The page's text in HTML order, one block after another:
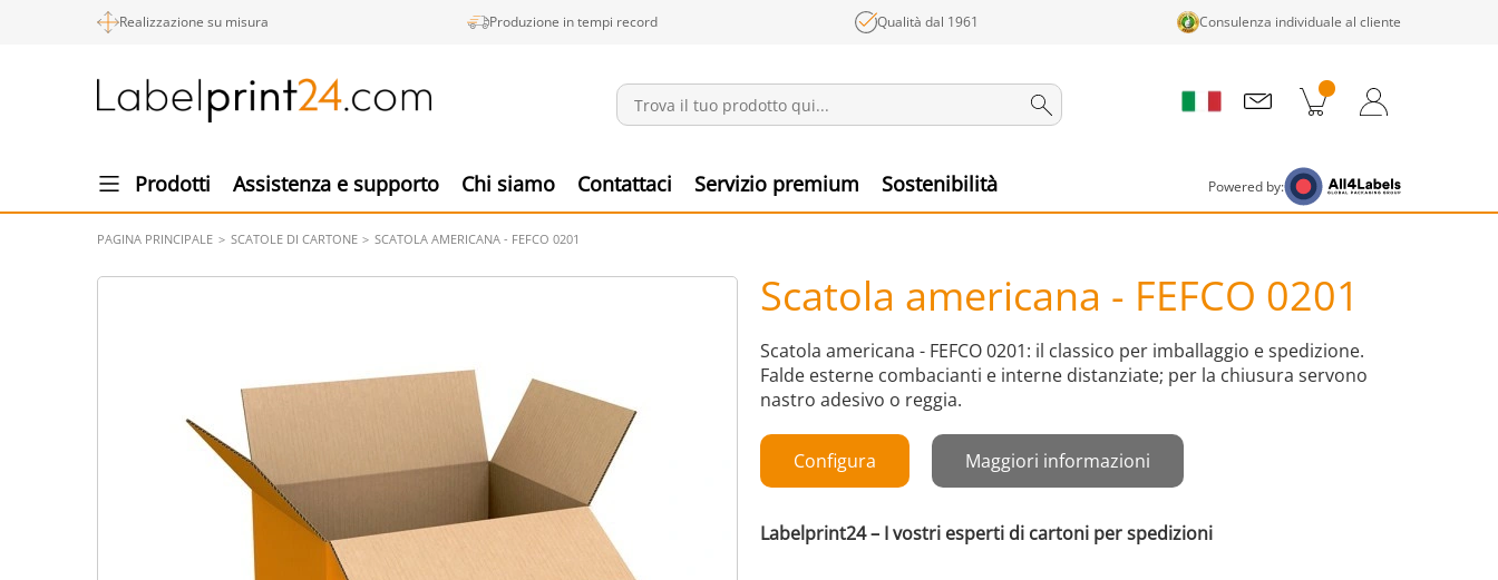
Realizzazione su misura Produzione in tempi record Qualità dal 1961 Consulenza individuale al cliente
Prodotti Assistenza e supporto Chi siamo Contattaci Servizio premium Sostenibilità Powered by:
PAGINA PRINCIPALE SCATOLE DI CARTONE SCATOLA AMERICANA - FEFCO 0201
Scatola americana - FEFCO 0201
Scatola americana - FEFCO 0201: il classico per imballaggio e spedizione.
Falde esterne combacianti e interne distanziate; per la chiusura servono
nastro adesivo o reggia.
Configura Maggiori informazioni
Labelprint24 – I vostri esperti di cartoni per spedizioni